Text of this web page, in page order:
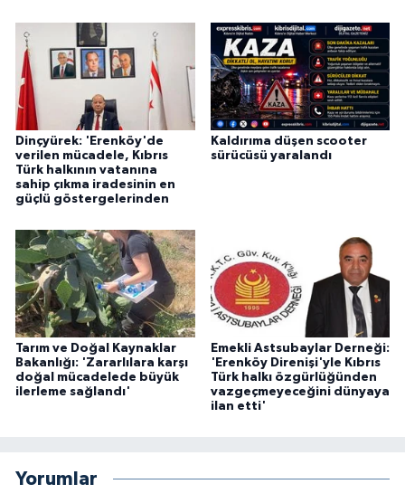
Dinçyürek: 'Erenköy'de
verilen mücadele, Kıbrıs
Türk halkının vatanına
sahip çıkma iradesinin en
güçlü göstergelerinden
Kaldırıma düşen scooter
sürücüsü yaralandı
Tarım ve Doğal Kaynaklar
Bakanlığı: 'Zararlılara karşı
doğal mücadelede büyük
ilerleme sağlandı'
Emekli Astsubaylar Derneği:
'Erenköy Direnişi'yle Kıbrıs
Türk halkı özgürlüğünden
vazgeçmeyeceğini dünyaya
ilan etti'
Yorumlar